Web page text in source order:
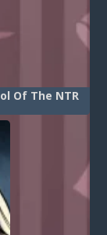
Of The NTR